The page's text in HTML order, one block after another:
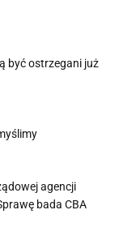
być ostrzegani już
agencji
bada CBA